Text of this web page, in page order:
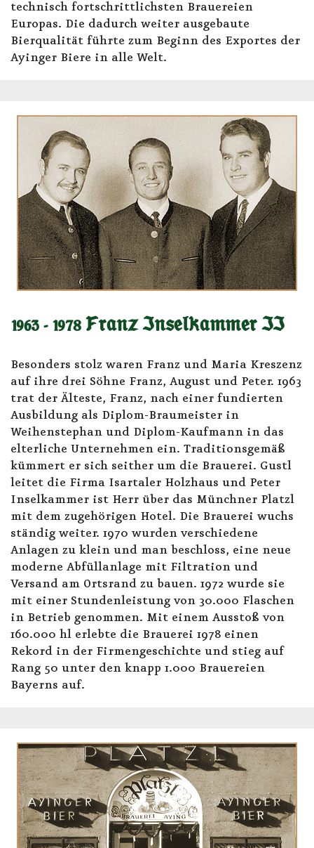
technisch fortschrittlichsten Brauereien
Europas. Die dadurch weiter ausgebaute
Bierqualität führte zum Beginn des Exportes der
Ayinger Biere in alle Welt.
1963 - 1978 Franz Inselkammer II
Besonders stolz waren Franz und Maria Kreszenz
auf ihre drei Söhne Franz, August und Peter. 1963
trat der Älteste, Franz, nach einer fundierten
Ausbildung als Diplom-Braumeister in
Weihenstephan und Diplom-Kaufmann in das
elterliche Unternehmen ein. Traditionsgemäß
kümmert er sich seither um die Brauerei. Gustl
leitet die Firma Isartaler Holzhaus und Peter
Inselkammer ist Herr über das Münchner Platzl
mit dem zugehörigen Hotel. Die Brauerei wuchs
ständig weiter. 1970 wurden verschiedene
Anlagen zu klein und man beschloss, eine neue
moderne Abfüllanlage mit Filtration und
Versand am Ortsrand zu bauen. 1972 wurde sie
mit einer Stundenleistung von 30.000 Flaschen
in Betrieb genommen. Mit einem Ausstoß von
160.000 hl erlebte die Brauerei 1978 einen
Rekord in der Firmengeschichte und stieg auf
Rang 50 unter den knapp 1.000 Brauereien
Bayerns auf.